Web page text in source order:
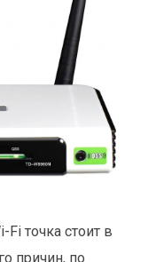
Fi точка стоит в
причин, по